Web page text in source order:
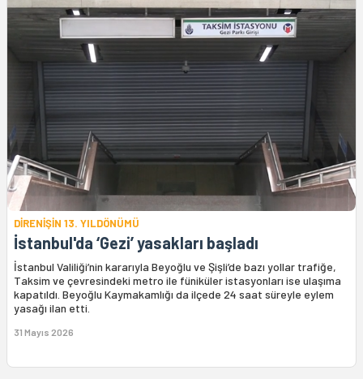
DİRENİŞİN 13. YILDÖNÜMÜ
İstanbul'da ‘Gezi’ yasakları başladı
İstanbul Valiliği’nin kararıyla Beyoğlu ve Şişli’de bazı yollar trafiğe,
Taksim ve çevresindeki metro ile füniküler istasyonları ise ulaşıma
kapatıldı. Beyoğlu Kaymakamlığı da ilçede 24 saat süreyle eylem
yasağı ilan etti.
31 Mayıs 2026